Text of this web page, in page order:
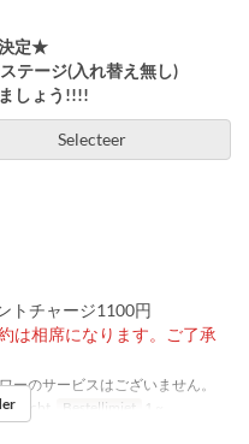
定★
ージ(入れ替え無し)
しょう!!!!
Selecteer
トチャージ1100円
は相席になります。ご了承
ーのサービスはございません。
Nacht Bestellimiet 1 ~